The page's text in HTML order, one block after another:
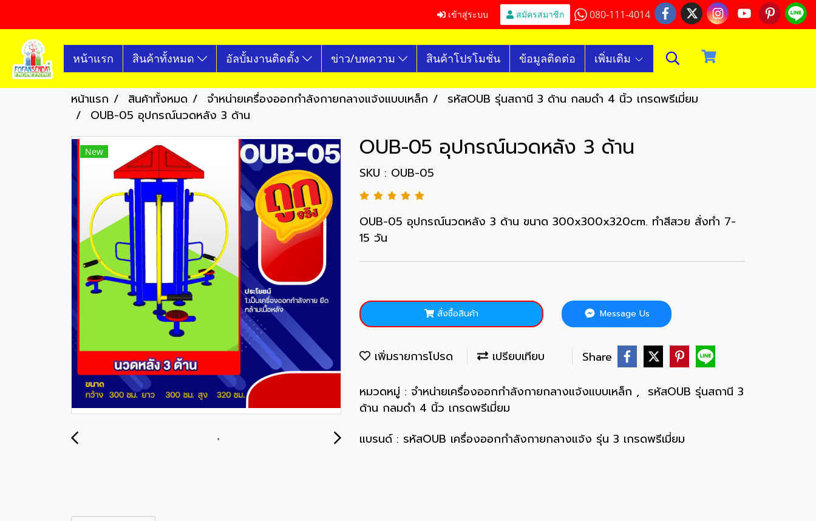
เข้าสู่ระบบ สมัครสมาชิก 080-111-4014
หน้าแรก สินค้าทั้งหมด อัลบั้มงานติดตั้ง ข่าว/บทความ สินค้าโปรโมชั่น ข้อมูลติดต่อ เพิ่มเติม
หน้าแรก สินค้าทั้งหมด จำหน่ายเครื่องออกกำลังกายกลางแจ้งแบบเหล็ก
รหัสOUB รุ่นสถานี 3 ด้าน กลมดำ 4 นิ้ว เกรดพรีเมี่ยม
OUB-05 อุปกรณ์นวดหลัง 3 ด้าน
New OUB-05 อุปกรณ์นวดหลัง 3 ด้าน
SKU : OUB-05
OUB-05 อุปกรณ์นวดหลัง 3 ด้าน ขนาด 300x300x320cm. ทำสีสวย สั่งทำ 7-
15 วัน
สั่งซื้อสินค้า Message Us
เพิ่มรายการโปรด เปรียบเทียบ Share
หมวดหมู่ : จำหน่ายเครื่องออกกำลังกายกลางแจ้งแบบเหล็ก , รหัสOUB รุ่นสถานี 3
ด้าน กลมดำ 4 นิ้ว เกรดพรีเมี่ยม
แบรนด์ : รหัสOUB เครื่องออกกำลังกายกลางแจ้ง รุ่น 3 เกรดพรีเมี่ยม